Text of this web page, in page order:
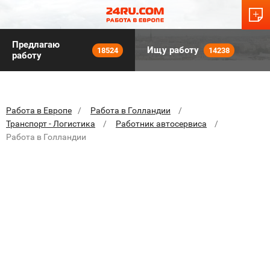
Предлагаю
работу
18524 Ищу работу 14238
Работа в Европе
Работа в Голландии
Транспорт - Логистика
Работник автосервиса
Работа в Голландии